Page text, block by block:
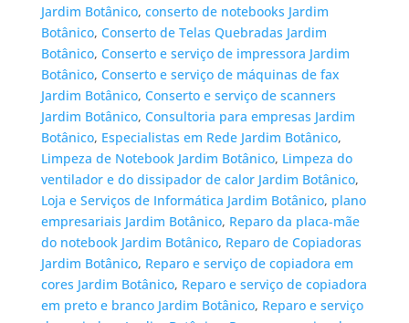
Jardim Botânico, conserto de notebooks Jardim
Botânico, Conserto de Telas Quebradas Jardim
Botânico, Conserto e serviço de impressora Jardim
Botânico, Conserto e serviço de máquinas de fax
Jardim Botânico, Conserto e serviço de scanners
Jardim Botânico, Consultoria para empresas Jardim
Botânico, Especialistas em Rede Jardim Botânico,
Limpeza de Notebook Jardim Botânico, Limpeza do
ventilador e do dissipador de calor Jardim Botânico,
Loja e Serviços de Informática Jardim Botânico, plano
empresariais Jardim Botânico, Reparo da placa-mãe
do notebook Jardim Botânico, Reparo de Copiadoras
Jardim Botânico, Reparo e serviço de copiadora em
cores Jardim Botânico, Reparo e serviço de copiadora
em preto e branco Jardim Botânico, Reparo e serviço